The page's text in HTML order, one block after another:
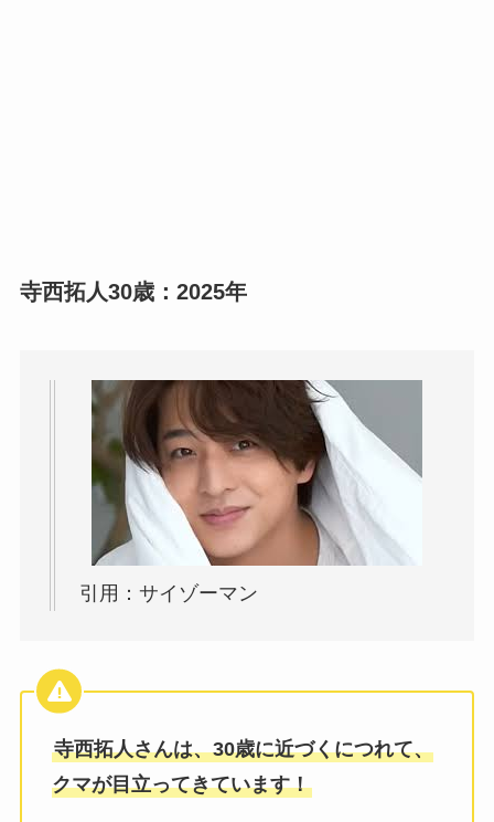
寺西拓人30歳：2025年
引用：サイゾーマン
寺西拓人さんは、30歳に近づくにつれて、
クマが目立ってきています！